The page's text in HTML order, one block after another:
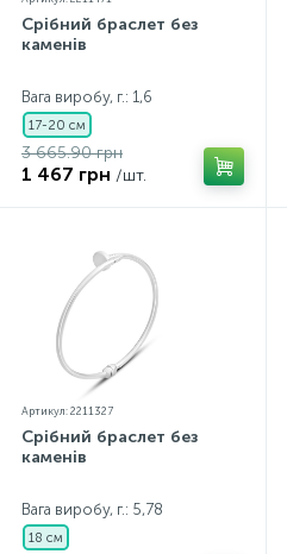
Срібний браслет без
каменів
Вага виробу, г.: 1,6
17-20 см
3 665.90 грн
1 467 грн /шт.
Артикул: 2211327
Срібний браслет без
каменів
Вага виробу, г.: 5,78
18 см